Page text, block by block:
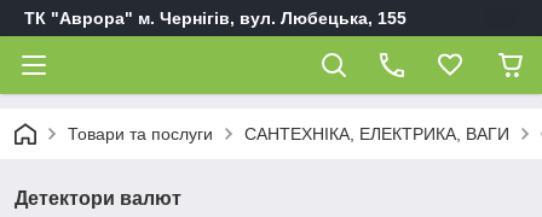
ТК "Аврора" м. Чернігів, вул. Любецька, 155
Товари та послуги САНТЕХНІКА, ЕЛЕКТРИКА, ВАГИ
Детектори валют